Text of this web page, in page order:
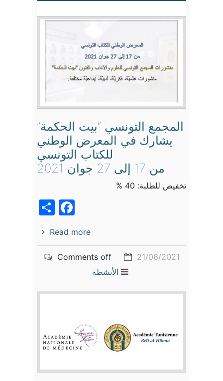
المجمع التونسي “بيت الحكمة”
يشارك في المعرض الوطني
للكتاب التونسي
من 17 إلى 27 جوان 2021
تخفيض للطلبة: 40 %
Read more
21/06/2021
Comments off
الأنشطة